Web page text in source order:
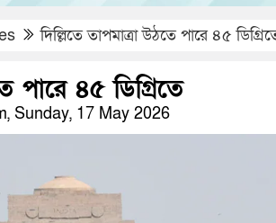
দিল্লিতে তাপমাত্রা উঠতে পারে ৪৫
পারে ৪৫ ডিগ্রিতে
Sunday, 17 May 2026